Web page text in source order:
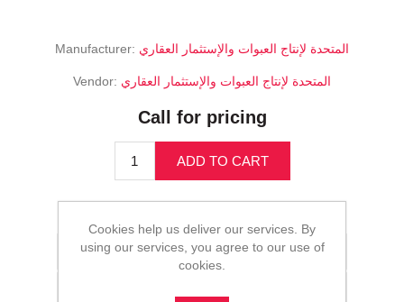
Manufacturer: المتحدة لإنتاج العبوات والإستثمار العقاري
Vendor: المتحدة لإنتاج العبوات والإستثمار العقاري
Call for pricing
ADD TO CART
Add to wishlist
Cookies help us deliver our services. By
using our services, you agree to our use of
cookies.